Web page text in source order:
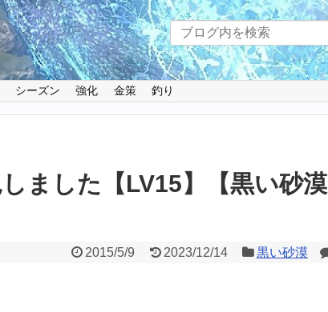
シーズン 強化 金策 釣り
ました【LV15】【黒い砂漠
2015/5/9 2023/12/14 黒い砂漠